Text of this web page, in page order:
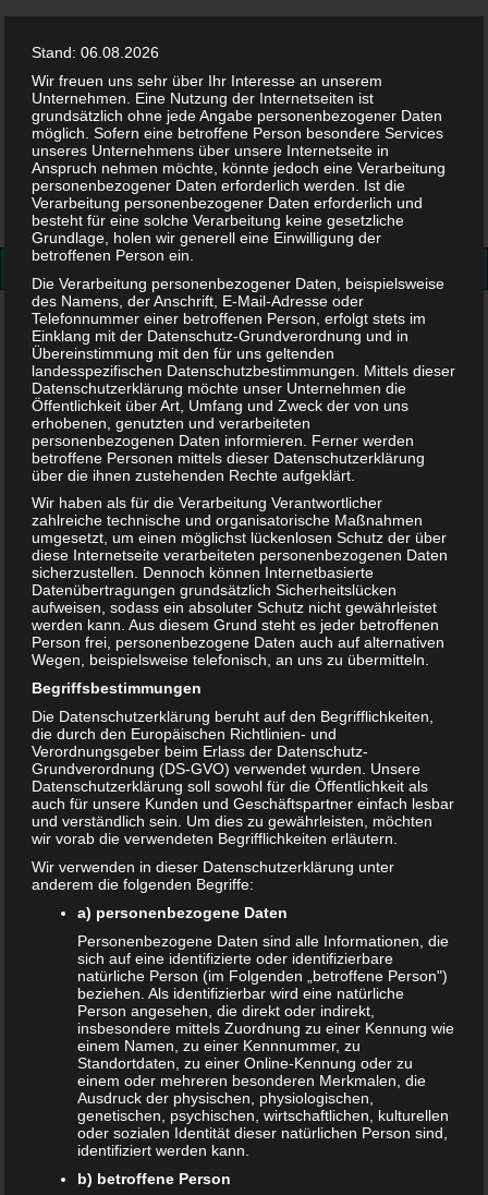
Facebook
Twitter
Suchen
nach:
Gesundheit>Ernährung>Mortadella in der
Schwangerschaft – Ist das erlaubt?
Mortadella in der
Schwangerschaft – Ist das
erlaubt?
16. JANUAR 2019
Salami, Mett, Hackepeter, Teewurst und Konsorten sind in
der Schwangerschaft nicht erlaubt. Aus gutem Grund: Sie
können Erreger enthalten, die zu Infektionen bei Kind
und Mutter führen und so zu einer großen Gefahr für die
Schwangerschaft werden können. Aber wie sieht es
eigentlich mit Mortadella aus?
Wie wird Mortadella hergestellt?
Mortadella gehört zu den sogenannten Brühwurstsorten,
die ihren Ursprung in Italien hat. Deswegen nennt man
die original Mortadella auch ‚Mortadella di Bologna‘
Wurstsorte wird aus fein zerkleinertem Schweinefleisch
Stand: 06.08.2026
Wir freuen uns sehr über Ihr Interesse an unserem
Unternehmen. Eine Nutzung der Internetseiten ist
grundsätzlich ohne jede Angabe personenbezogener Daten
möglich. Sofern eine betroffene Person besondere Services
unseres Unternehmens über unsere Internetseite in
Anspruch nehmen möchte, könnte jedoch eine Verarbeitung
personenbezogener Daten erforderlich werden. Ist die
Verarbeitung personenbezogener Daten erforderlich und
besteht für eine solche Verarbeitung keine gesetzliche
Grundlage, holen wir generell eine Einwilligung der
betroffenen Person ein.
Die Verarbeitung personenbezogener Daten, beispielsweise
des Namens, der Anschrift, E-Mail-Adresse oder
Telefonnummer einer betroffenen Person, erfolgt stets im
Einklang mit der Datenschutz-Grundverordnung und in
Übereinstimmung mit den für uns geltenden
landesspezifischen Datenschutzbestimmungen. Mittels dieser
Datenschutzerklärung möchte unser Unternehmen die
Öffentlichkeit über Art, Umfang und Zweck der von uns
erhobenen, genutzten und verarbeiteten
personenbezogenen Daten informieren. Ferner werden
betroffene Personen mittels dieser Datenschutzerklärung
über die ihnen zustehenden Rechte aufgeklärt.
Wir haben als für die Verarbeitung Verantwortlicher
zahlreiche technische und organisatorische Maßnahmen
umgesetzt, um einen möglichst lückenlosen Schutz der über
diese Internetseite verarbeiteten personenbezogenen Daten
sicherzustellen. Dennoch können Internetbasierte
Datenübertragungen grundsätzlich Sicherheitslücken
aufweisen, sodass ein absoluter Schutz nicht gewährleistet
werden kann. Aus diesem Grund steht es jeder betroffenen
Person frei, personenbezogene Daten auch auf alternativen
Wegen, beispielsweise telefonisch, an uns zu übermitteln.
Begriffsbestimmungen
Die Datenschutzerklärung beruht auf den Begrifflichkeiten,
die durch den Europäischen Richtlinien- und
Verordnungsgeber beim Erlass der Datenschutz-
Grundverordnung (DS-GVO) verwendet wurden. Unsere
Datenschutzerklärung soll sowohl für die Öffentlichkeit als
auch für unsere Kunden und Geschäftspartner einfach lesbar
und verständlich sein. Um dies zu gewährleisten, möchten
wir vorab die verwendeten Begrifflichkeiten erläutern.
Wir verwenden in dieser Datenschutzerklärung unter
anderem die folgenden Begriffe:
a) personenbezogene Daten
Personenbezogene Daten sind alle Informationen, die
sich auf eine identifizierte oder identifizierbare
natürliche Person (im Folgenden „betroffene Person")
beziehen. Als identifizierbar wird eine natürliche
Person angesehen, die direkt oder indirekt,
insbesondere mittels Zuordnung zu einer Kennung wie
einem Namen, zu einer Kennnummer, zu
Standortdaten, zu einer Online-Kennung oder zu
einem oder mehreren besonderen Merkmalen, die
Ausdruck der physischen, physiologischen,
genetischen, psychischen, wirtschaftlichen, kulturellen
oder sozialen Identität dieser natürlichen Person sind,
identifiziert werden kann.
b) betroffene Person